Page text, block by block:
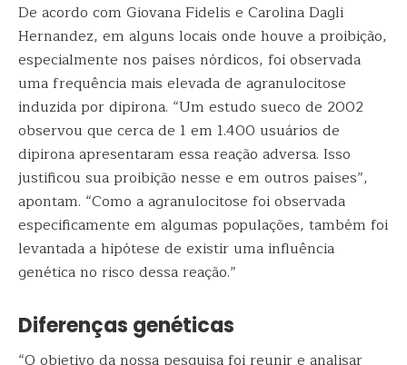
De acordo com Giovana Fidelis e Carolina Dagli
Hernandez, em alguns locais onde houve a proibição,
especialmente nos países nórdicos, foi observada
uma frequência mais elevada de agranulocitose
induzida por dipirona. “Um estudo sueco de 2002
observou que cerca de 1 em 1.400 usuários de
dipirona apresentaram essa reação adversa. Isso
justificou sua proibição nesse e em outros países”,
apontam. “Como a agranulocitose foi observada
especificamente em algumas populações, também foi
levantada a hipótese de existir uma influência
genética no risco dessa reação.”
Diferenças genéticas